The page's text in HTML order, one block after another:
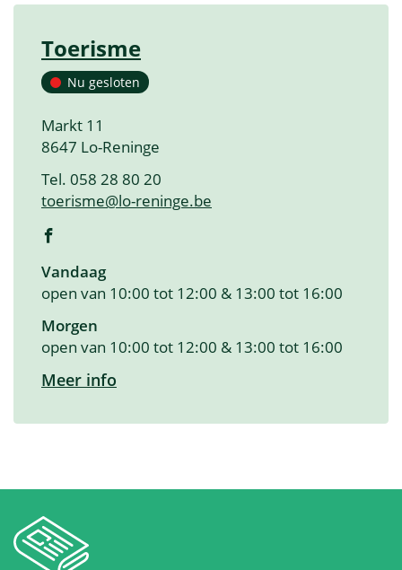
Contact
Toerisme
Nu gesloten
Adres
Markt 11
,8647 Lo-Reninge
Tel. 058 28 80 20
E-
toerisme@lo-reninge.be
Toerisme
Openingsuren
Vandaag
open van 10:00 tot 12:00 & 13:00 tot 16:00
Morgen
open van 10:00 tot 12:00 & 13:00 tot 16:00
Meer info